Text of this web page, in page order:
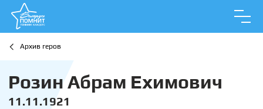
Архив геров
Розин Абрам Ехимович
11.11.1921